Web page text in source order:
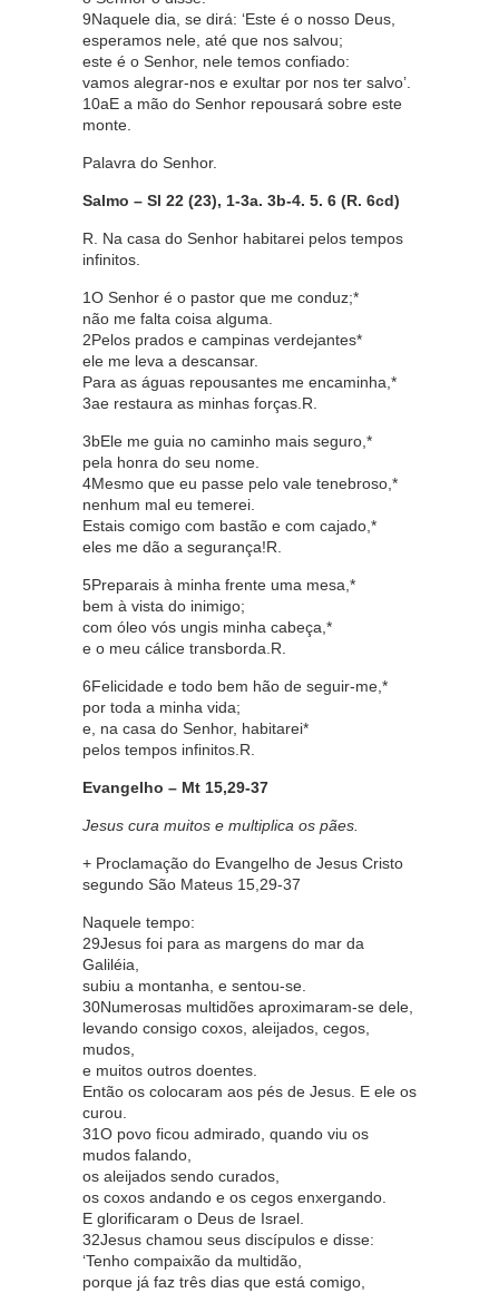
9Naquele dia, se dirá: ‘Este é o nosso Deus,
esperamos nele, até que nos salvou;
este é o Senhor, nele temos confiado:
vamos alegrar-nos e exultar por nos ter salvo’.
10aE a mão do Senhor repousará sobre este
monte.
Palavra do Senhor.
Salmo – Sl 22 (23), 1-3a. 3b-4. 5. 6 (R. 6cd)
R. Na casa do Senhor habitarei pelos tempos
infinitos.
1O Senhor é o pastor que me conduz;*
não me falta coisa alguma.
2Pelos prados e campinas verdejantes*
ele me leva a descansar.
Para as águas repousantes me encaminha,*
3ae restaura as minhas forças.R.
3bEle me guia no caminho mais seguro,*
pela honra do seu nome.
4Mesmo que eu passe pelo vale tenebroso,*
nenhum mal eu temerei.
Estais comigo com bastão e com cajado,*
eles me dão a segurança!R.
5Preparais à minha frente uma mesa,*
bem à vista do inimigo;
com óleo vós ungis minha cabeça,*
e o meu cálice transborda.R.
6Felicidade e todo bem hão de seguir-me,*
por toda a minha vida;
e, na casa do Senhor, habitarei*
pelos tempos infinitos.R.
Evangelho – Mt 15,29-37
Jesus cura muitos e multiplica os pães.
+ Proclamação do Evangelho de Jesus Cristo
segundo São Mateus 15,29-37
Naquele tempo:
29Jesus foi para as margens do mar da
Galiléia,
subiu a montanha, e sentou-se.
30Numerosas multidões aproximaram-se dele,
levando consigo coxos, aleijados, cegos,
mudos,
e muitos outros doentes.
Então os colocaram aos pés de Jesus. E ele os
curou.
31O povo ficou admirado, quando viu os
mudos falando,
os aleijados sendo curados,
os coxos andando e os cegos enxergando.
E glorificaram o Deus de Israel.
32Jesus chamou seus discípulos e disse:
‘Tenho compaixão da multidão,
porque já faz três dias que está comigo,